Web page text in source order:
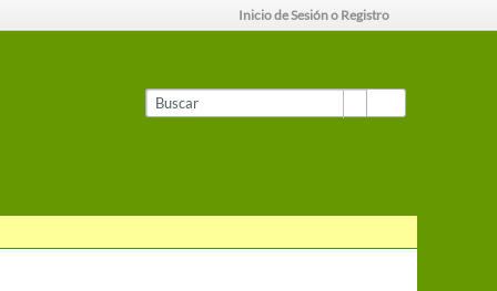
Inicio de Sesión o Registro